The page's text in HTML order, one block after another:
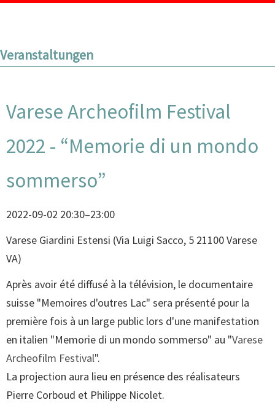
Veranstaltungen
Varese Archeofilm Festival
2022 - “Memorie di un mondo
sommerso”
2022-09-02 20:30–23:00
Varese Giardini Estensi (Via Luigi Sacco, 5 21100 Varese
VA)
Après avoir été diffusé à la télévision, le documentaire
suisse "Memoires d'outres Lac" sera présenté pour la
première fois à un large public lors d'une manifestation
en italien "Memorie di un mondo sommerso" au "Varese
Archeofilm Festival".
La projection aura lieu en présence des réalisateurs
Pierre Corboud et Philippe Nicolet.